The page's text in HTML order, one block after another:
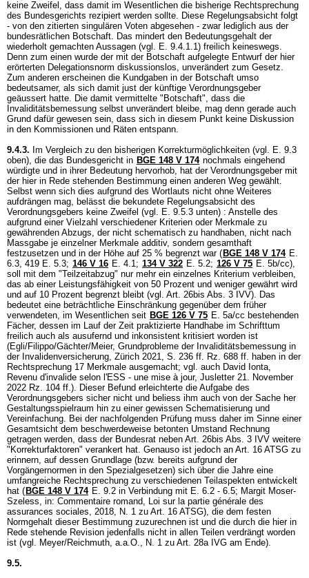
keine Zweifel, dass damit im Wesentlichen die bisherige Rechtsprechung
des Bundesgerichts rezipiert werden sollte. Diese Regelungsabsicht folgt
- von den zitierten singulären Voten abgesehen - zwar lediglich aus der
bundesrätlichen Botschaft. Das mindert den Bedeutungsgehalt der
wiederholt gemachten Aussagen (vgl. E. 9.4.1.1) freilich keineswegs.
Denn zum einen wurde der mit der Botschaft aufgelegte Entwurf der hier
erörterten Delegationsnorm diskussionslos, unverändert zum Gesetz.
Zum anderen erscheinen die Kundgaben in der Botschaft umso
bedeutsamer, als sich damit just der künftige Verordnungsgeber
geäussert hatte. Die damit vermittelte "Botschaft", dass die
Invaliditätsbemessung selbst unverändert bleibe, mag denn gerade auch
Grund dafür gewesen sein, dass sich in diesem Punkt keine Diskussion
in den Kommissionen und Räten entspann.
9.4.3. Im Vergleich zu den bisherigen Korrekturmöglichkeiten (vgl. E. 9.3
oben), die das Bundesgericht in BGE 148 V 174 nochmals eingehend
würdigte und in ihrer Bedeutung hervorhob, hat der Verordnungsgeber mit
der hier in Rede stehenden Bestimmung einen anderen Weg gewählt.
Selbst wenn sich dies aufgrund des Wortlauts nicht ohne Weiteres
aufdrängen mag, belässt die bekundete Regelungsabsicht des
Verordnungsgebers keine Zweifel (vgl. E. 9.5.3 unten) : Anstelle des
aufgrund einer Vielzahl verschiedener Kriterien oder Merkmale zu
gewährenden Abzugs, der nicht schematisch zu handhaben, nicht nach
Massgabe je einzelner Merkmale additiv, sondern gesamthaft
festzusetzen und in der Höhe auf 25 % begrenzt war ( BGE 148 V 174 E.
6.3, 419 E. 5.3; 146 V 16 E. 4.1; 134 V 322 E. 5.2; 126 V 75 E. 5b/cc),
soll mit dem "Teilzeitabzug" nur mehr ein einzelnes Kriterium verbleiben,
das ab einer Leistungsfähigkeit von 50 Prozent und weniger gewährt wird
und auf 10 Prozent begrenzt bleibt (vgl. Art. 26bis Abs. 3 IVV). Das
bedeutet eine beträchtliche Einschränkung gegenüber dem früher
verwendeten, im Wesentlichen seit BGE 126 V 75 E. 5a/cc bestehenden
Fächer, dessen im Lauf der Zeit praktizierte Handhabe im Schrifttum
freilich auch als ausufernd und inkonsistent kritisiert worden ist
(Egli/Filippo/Gächter/Meier, Grundprobleme der Invaliditätsbemessung in
der Invalidenversicherung, Zürich 2021, S. 236 ff. Rz. 688 ff. haben in der
Rechtsprechung 17 Merkmale ausgemacht; vgl. auch David Ionta,
Revenu d'invalide selon l'ESS - une mise à jour, Jusletter 21. November
2022 Rz. 104 ff.). Dieser Befund erleichterte die Aufgabe des
Verordnungsgebers sicher nicht und beliess ihm auch von der Sache her
Gestaltungsspielraum hin zu einer gewissen Schematisierung und
Vereinfachung. Bei der nachfolgenden Prüfung muss daher im Sinne einer
Gesamtsicht dem beschwerdeweise betonten Umstand Rechnung
getragen werden, dass der Bundesrat neben Art. 26bis Abs. 3 IVV weitere
"Korrekturfaktoren" verankert hat. Genauso ist jedoch an Art. 16 ATSG zu
erinnern, auf dessen Grundlage (bzw. bereits aufgrund der
Vorgängernormen in den Spezialgesetzen) sich über die Jahre eine
umfangreiche Rechtsprechung zu verschiedenen Teilaspekten entwickelt
hat ( BGE 148 V 174 E. 9.2 in Verbindung mit E. 6.2 - 6.5; Margit Moser-
Szeless, in: Commentaire romand, Loi sur la partie générale des
assurances sociales, 2018, N. 1 zu Art. 16 ATSG), die dem festen
Normgehalt dieser Bestimmung zuzurechnen ist und die durch die hier in
Rede stehende Revision jedenfalls nicht in allen Teilen verdrängt worden
ist (vgl. Meyer/Reichmuth, a.a.O., N. 1 zu Art. 28a IVG am Ende).
9.5.